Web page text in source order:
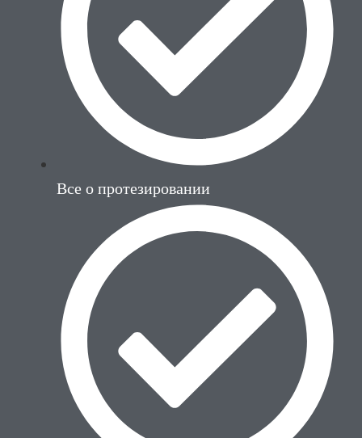
Все о протезировании